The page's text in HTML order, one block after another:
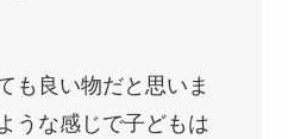
も良い物だと思いま
うな感じで子どもは